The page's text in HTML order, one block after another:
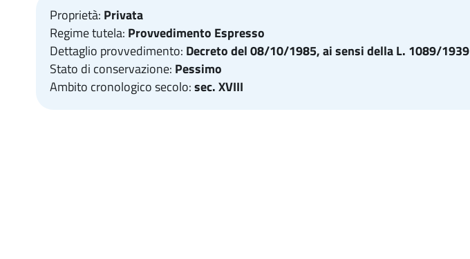
Proprietà: Privata
Regime tutela: Provvedimento Espresso
Dettaglio provvedimento: Decreto del 08/10/1985, ai sensi della L. 1089/1939
Stato di conservazione: Pessimo
Ambito cronologico secolo:sec. XVIII